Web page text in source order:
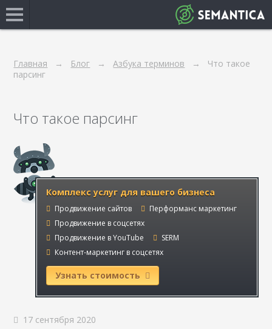
Главная Блог Азбука терминов
Что такое
парсинг
Что такое парсинг
Комплекс услуг для вашего бизнеса
Продвижение сайтов
Перформанс маркетинг
Продвижение в соцсетях
Продвижение в YouTube
SERM
Контент-маркетинг в соцсетях
Узнать стоимость
17 сентября 2020